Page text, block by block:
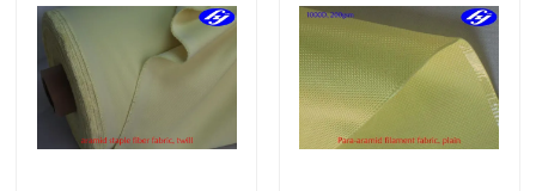
ニュース
見積依頼